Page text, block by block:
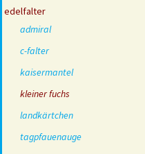
edelfalter
admiral
c-falter
kaisermantel
kleiner fuchs
landkärtchen
tagpfauenauge